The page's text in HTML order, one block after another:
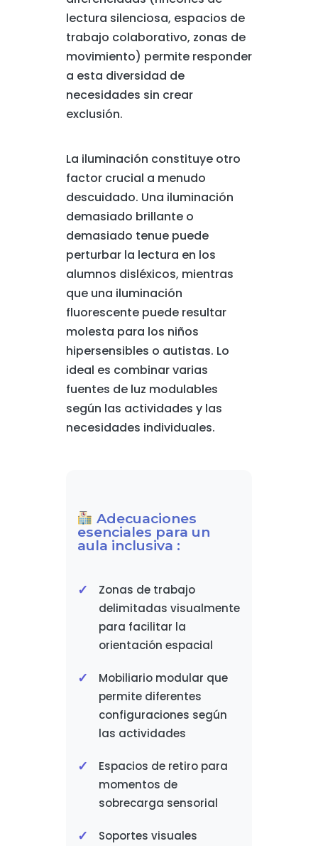
lectura silenciosa, espacios de
trabajo colaborativo, zonas de
movimiento) permite responder
a esta diversidad de
necesidades sin crear
exclusión.
La iluminación constituye otro
factor crucial a menudo
descuidado. Una iluminación
demasiado brillante o
demasiado tenue puede
perturbar la lectura en los
alumnos disléxicos, mientras
que una iluminación
fluorescente puede resultar
molesta para los niños
hipersensibles o autistas. Lo
ideal es combinar varias
fuentes de luz modulables
según las actividades y las
necesidades individuales.
Adecuaciones
esenciales para un
aula inclusiva :
Zonas de trabajo
delimitadas visualmente
para facilitar la
orientación espacial
Mobiliario modular que
permite diferentes
configuraciones según
las actividades
Espacios de retiro para
momentos de
sobrecarga sensorial
Soportes visuales